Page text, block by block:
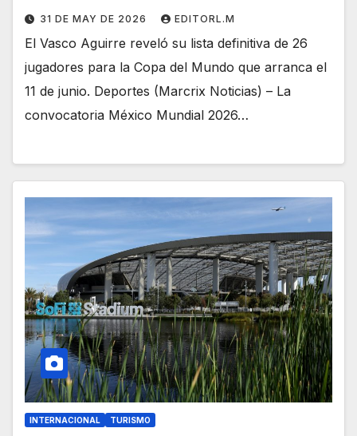
31 DE MAY DE 2026 EDITORL.M
El Vasco Aguirre reveló su lista definitiva de 26
jugadores para la Copa del Mundo que arranca el
11 de junio. Deportes (Marcrix Noticias) – La
convocatoria México Mundial 2026…
INTERNACIONAL TURISMO